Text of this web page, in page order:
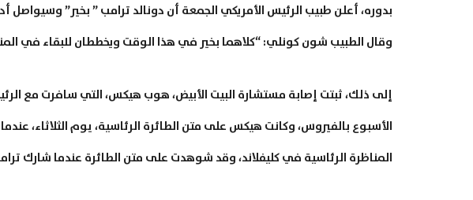
بدوره، أعلن طبيب الرئيس الأمريكي الجمعة أن دونالد ترامب ” بخير” وسيواصل
وقال الطبيب شون كونلي: “كلاهما بخير في هذا الوقت ويخططان للبقاء في
إلى ذلك، ثبتت إصابة مستشارة البيت الأبيض، هوب هيكس، التي سافرت مع
الأسبوع بالفيروس، وكانت هيكس على متن الطائرة الرئاسية، يوم الثلاثاء،
المناظرة الرئاسية في كليفلاند، وقد شوهدت على متن الطائرة عندما شارك